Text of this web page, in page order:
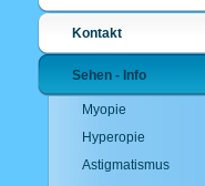
Kontakt
Sehen - Info
Myopie
Hyperopie
Astigmatismus